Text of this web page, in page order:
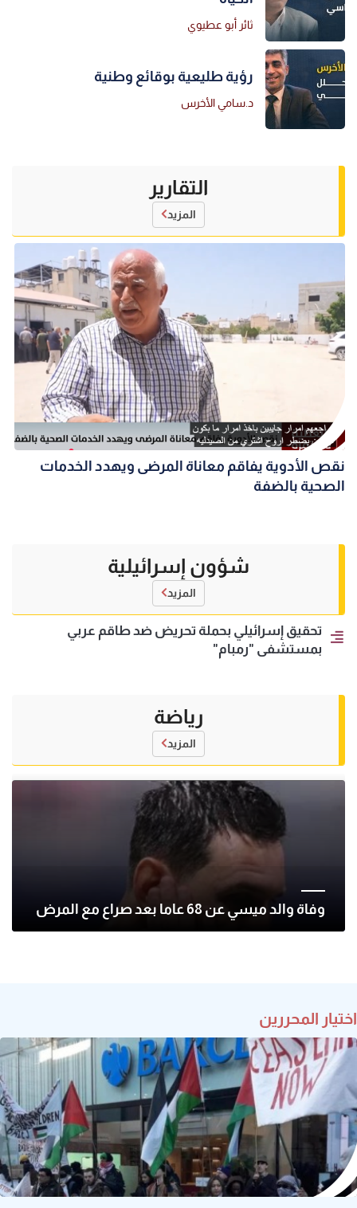
ثائر أبو عطيوي
رؤية طليعية بوقائع وطنية
د.سامي الأخرس
التقارير
المزيد
نقص الأدوية يفاقم معاناة المرضى ويهدد الخدمات
الصحية بالضفة
شؤون إسرائيلية
المزيد
تحقيق إسرائيلي بحملة تحريض ضد طاقم عربي
بمستشفى "رمبام"
رياضة
المزيد
وفاة والد ميسي عن 68 عاما بعد صراع مع المرض
اختيار المحررين